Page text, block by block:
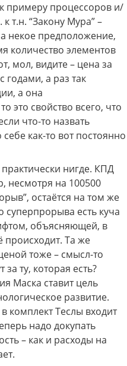
к примеру процессоров и/
т.н. “Закону Мура” –
некое предположение,
количество элементов
мол, видите – цена за
годами, а раз так
а она
это свойство всего, что
что-то назвать
как-то вот постоянно
нигде. КПД
несмотря на 100500
остаётся на том же
суперпрорыва есть куча
объясняющей, в
происходит. Та же
тоже – смысл-то
ту, которая есть?
Маска ставит цель
развитие.
комплект Теслы входит
надо докупать
– как и расходы на